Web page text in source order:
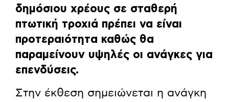
δημόσιου χρέους σε σταθερή
πτωτική τροχιά πρέπει να είναι
προτεραιότητα καθώς θα
παραμείνουν υψηλές οι ανάγκες για
επενδύσεις.
Στην έκθεση σημειώνεται η ανάγκη